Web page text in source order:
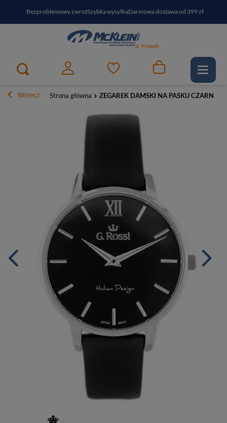
Bezproblemowy zwrotSzybka wysyłkaDarmowa dostawa od 399 zł
PayPo - kup i zapłać za30 dniZapisz się do newslettera i odbierz RABAT
Wstecz Strona główna ZEGAREK DAMSKI NA PASKU CZARNY